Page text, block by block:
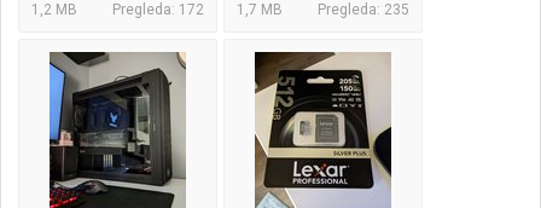
1,2 MB Pregleda: 172 1,7 MB Pregleda: 235